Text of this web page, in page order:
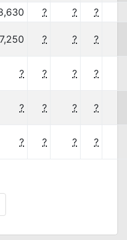
? ? ?
? ? ?
? ? ? ?
? ? ? ?
? ? ? ?